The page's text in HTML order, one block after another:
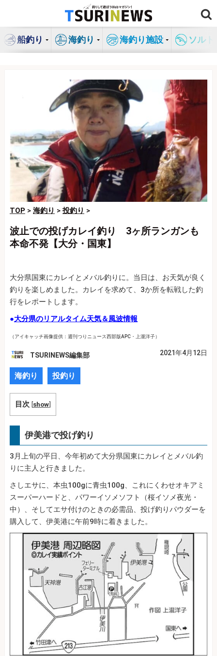
ン
船釣り 海釣り 海釣り施設 ソル
TOP > 海釣り > 投釣り >
波止での投げカレイ釣り 3ヶ所ランガンも
本命不発【大分・国東】
大分県国東にカレイとメバル釣りに。当日は、お天気が良く
釣りを楽しめました。カレイを求めて、3か所を転戦した釣
行をレポートします。
●大分県のリアルタイム天気＆風波情報
（アイキャッチ画像提供：週刊つりニュース西部版APC・上瀧洋子）
TSURINEWS編集部 2021年4月12日
海釣り 投釣り
目次 [show]
伊美港で投げ釣り
3月上旬の平日、今年初めて大分県国東にカレイとメバル釣
りに主人と行きました。
さしエサに、本虫100gに青虫100g、これにくわせオキアミ
スーパーハードと、パワーイソメソフト（桜イソメ夜光・
中）、そしてエサ付けのときの必需品、投げ釣りパウダーを
購入して、伊美港に午前9時に着きました。